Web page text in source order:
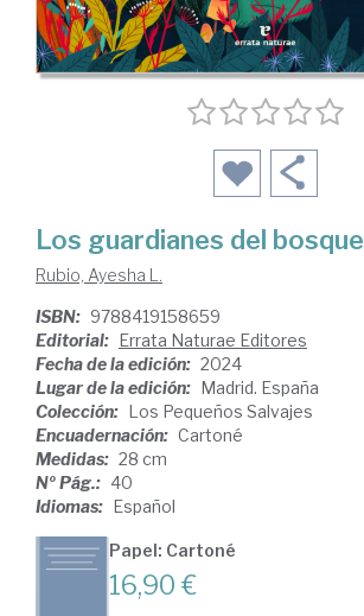
Los guardianes del bosque
Rubio, Ayesha L.
ISBN: 9788419158659
Editorial: Errata Naturae Editores
Fecha de la edición: 2024
Lugar de la edición: Madrid. España
Colección: Los Pequeños Salvajes
Encuadernación: Cartoné
Medidas: 28 cm
Nº Pág.: 40
Idiomas: Español
Papel: Cartoné
16,90 €